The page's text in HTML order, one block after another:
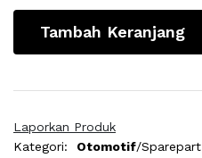
Tambah Keranjang
Laporkan Produk
Kategori:
Otomotif/Sparepart